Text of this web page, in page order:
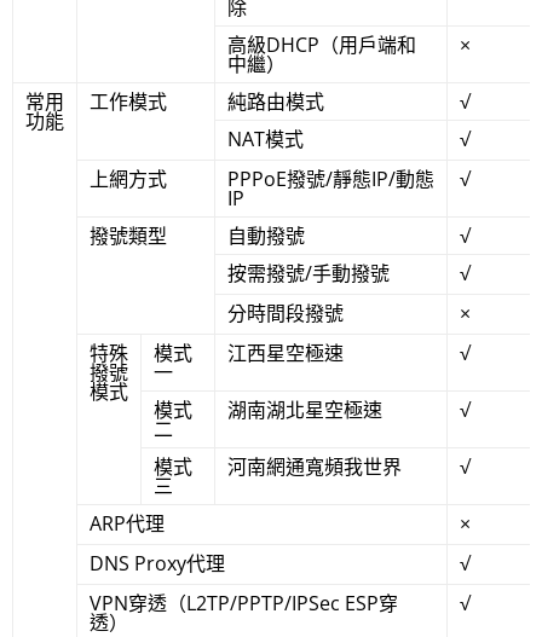
除
高級DHCP（用戶端和
中繼）
×
常用
功能
工作模式 純路由模式
√
NAT模式
√
上網方式
PPPoE撥號/靜態IP/動態
IP
√
撥號類型 自動撥號
√
按需撥號/手動撥號
√
分時間段撥號
×
特殊
撥號
模式
模式
一
江西星空極速 √
模式
二
湖南湖北星空極速 √
模式
三
河南網通寬頻我世界 √
ARP代理
×
DNS Proxy代理
√
VPN穿透（L2TP/PPTP/IPSec ESP穿
透）
√